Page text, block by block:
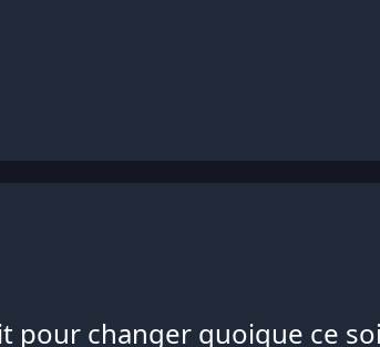
pour changer quoique ce